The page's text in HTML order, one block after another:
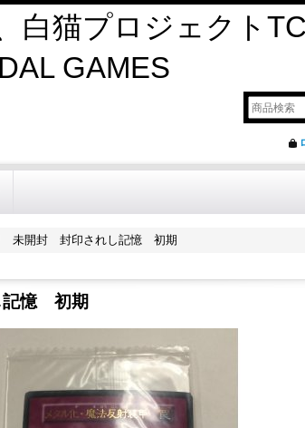
白猫プロジェクト
GAMES
未開封 封印されし記憶 初期
記憶 初期